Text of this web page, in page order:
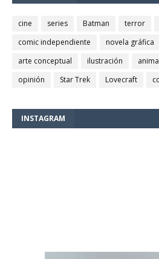
cine series Batman terror
comic independiente
novela gráfica
arte conceptual
ilustración
opinión
Star Trek Lovecraft
INSTAGRAM